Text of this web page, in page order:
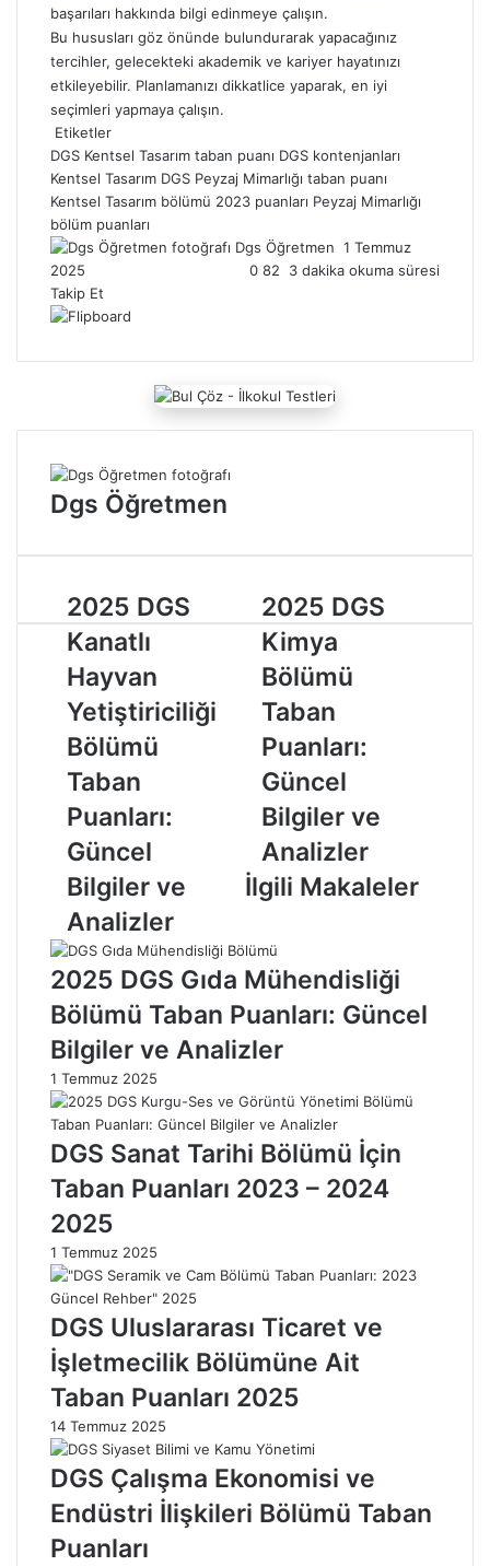
başarıları hakkında bilgi edinmeye çalışın.
Bu hususları göz önünde bulundurarak yapacağınız
tercihler, gelecekteki akademik ve kariyer hayatınızı
etkileyebilir. Planlamanızı dikkatlice yaparak, en iyi
seçimleri yapmaya çalışın.
Etiketler
DGS Kentsel Tasarım taban puanı DGS kontenjanları
Kentsel Tasarım DGS Peyzaj Mimarlığı taban puanı
Kentsel Tasarım bölümü 2023 puanları Peyzaj Mimarlığı
bölüm puanları
Dgs Öğretmen B
i
p
t
m
1 Temmuz
2025
0 82
3 dakika okuma süresi
Takip Et
Dgs Öğretmen
2
0
2
5
G
S
K
n
a
t
l
ı
H
a
y
v
a
n
Y
e
t
i
ş
i
r
i
c
i
i
ğ
B
ö
l
ü
ü
T
2025 DGS
Kanatlı
Hayvan
Yetiştiriciliği
Bölümü
Taban
Puanları:
Güncel
Bilgiler ve
Analizler
2
0
2
5
S
K
i
m
y
a
ö
ü
m
ü
T
b
n
P
u
n
r
G
ü
c
l
B
l
2025 DGS
Kimya
Bölümü
Taban
Puanları:
Güncel
Bilgiler ve
Analizler
İlgili Makaleler
2025 DGS Gıda Mühendisliği
Bölümü Taban Puanları: Güncel
Bilgiler ve Analizler
1 Temmuz 2025
DGS Sanat Tarihi Bölümü İçin
Taban Puanları 2023 – 2024
2025
1 Temmuz 2025
DGS Uluslararası Ticaret ve
İşletmecilik Bölümüne Ait
Taban Puanları 2025
14 Temmuz 2025
DGS Çalışma Ekonomisi ve
Endüstri İlişkileri Bölümü Taban
Puanları